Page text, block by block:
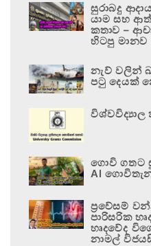
සුරාබදු
යාම සහ
කතාව –
හිටපු මානව
නැව් වලින්
පටු දෙයක්
ගොවි ගතට
AI
ප්‍රවේසම්
පාරිසරික
හෘදවේද
නාමල්